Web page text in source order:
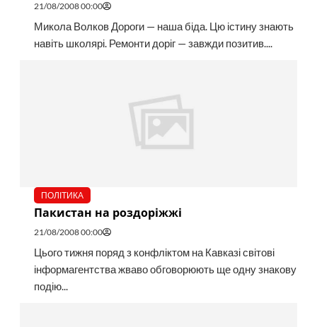
21/08/2008 00:00
Микола Волков Дороги — наша біда. Цю істину знають
навіть школярі. Ремонти доріг — завжди позитив....
ПОЛІТИКА
Пакистан на роздоріжжі
21/08/2008 00:00
Цього тижня поряд з конфліктом на Кавказі світові
інформагентства жваво обговорюють ще одну знакову
подію...